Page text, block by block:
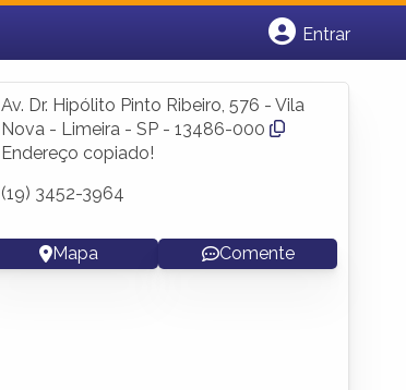
Entrar
Fazer login
Criar conta
Av. Dr. Hipólito Pinto Ribeiro, 576 - Vila
Nova - Limeira - SP - 13486-000
Endereço copiado!
(19) 3452-3964
Mapa Comente